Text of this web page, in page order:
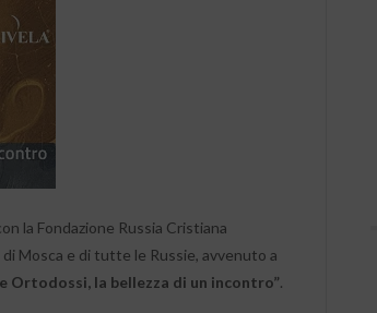
la Fondazione Russia Cristiana
di Mosca e di tutte le Russie, avvenuto a
Ortodossi, la bellezza di un incontro”.